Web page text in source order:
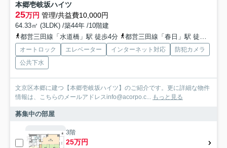
本郷壱岐坂ハイツ
25万円 管理/共益費10,000円
64.33㎡ (3LDK) /築44年 /10階建
都営三田線「水道橋」駅 徒歩4分
都営三田線「春日」駅 徒歩4分
オートロック エレベーター インターネット対応
防犯カメラ
公共下水
文京区本郷に建つ【本郷壱岐坂ハイツ】のご紹介です。更に詳細な物件
情報は、こちらのメールアドレスinfo@acorpo.c... もっと見る
募集中の部屋
3階
25万円